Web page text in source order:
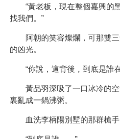
“黃老板，現在整個嘉興的
找我們。”
阿朝的笑容燦爛，可那雙
的凶光。
“你說，這背後，到底是誰
黃品羽深吸了一口冰冷的
裏亂成一鍋沸粥。
血洗李柄陽別墅的那群槍手